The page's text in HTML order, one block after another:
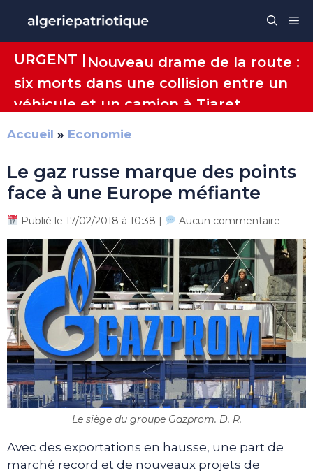
contenu
URGENT | Nouveau drame de la route :
six morts dans une collision entre un
véhicule et un camion à Tiaret
Accueil » Economie
Le gaz russe marque des points
face à une Europe méfiante
Publié le 17/02/2018 à 10:38 | Aucun commentaire
Le siège du groupe Gazprom. D. R.
Avec des exportations en hausse, une part de
marché record et de nouveaux projets de